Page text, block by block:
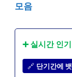
모음
➕ 실시간 인
🔗 단기간에